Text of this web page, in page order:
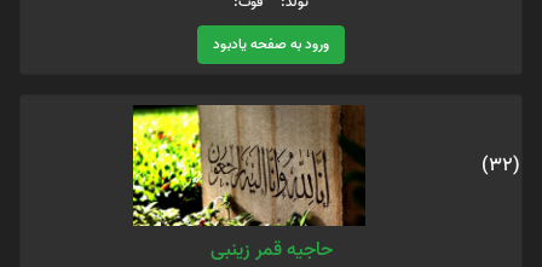
ورود به صفحه یادبود
(32)
حاجیه قمر زینبی